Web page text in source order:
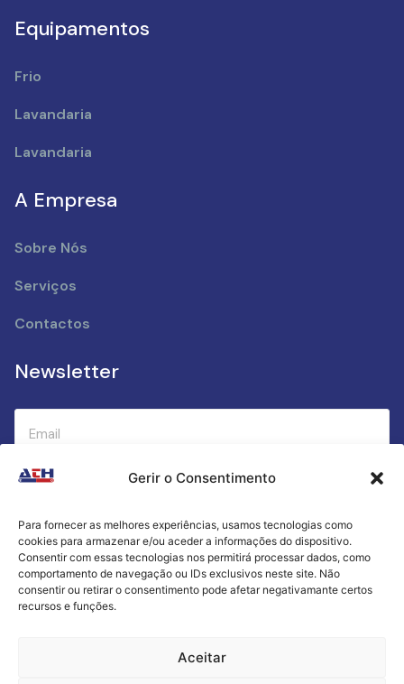
Gerir o Consentimento
Para fornecer as melhores experiências, usamos tecnologias como
cookies para armazenar e/ou aceder a informações do dispositivo.
Consentir com essas tecnologias nos permitirá processar dados, como
comportamento de navegação ou IDs exclusivos neste site. Não
consentir ou retirar o consentimento pode afetar negativamante certos
recursos e funções.
Aceitar
Equipamentos
Frio
Lavandaria
Lavandaria
A Empresa
Sobre Nós
Serviços
Contactos
Newsletter
Submeter
Criamos a cozinha perfeita para o seu sucesso
gastronómico!